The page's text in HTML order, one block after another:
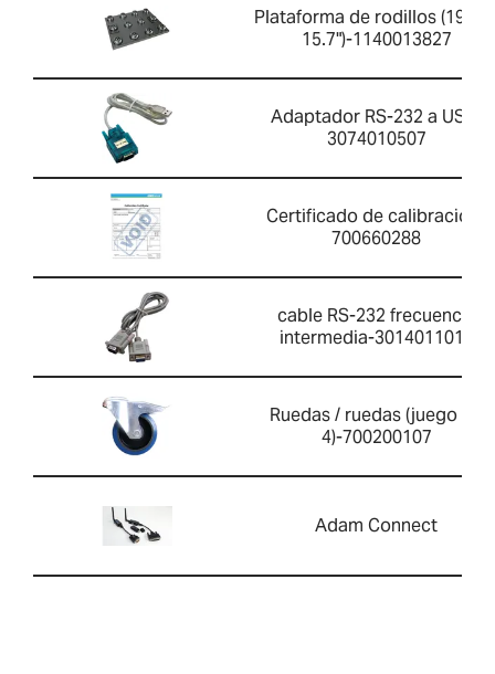
Plataforma de rodillos (19.7"
15.7")-1140013827
Adaptador RS-232 a USB-
3074010507
Certificado de calibración-
700660288
cable RS-232 frecuencia
intermedia-3014011014
Ruedas / ruedas (juego de
4)-700200107
Adam Connect